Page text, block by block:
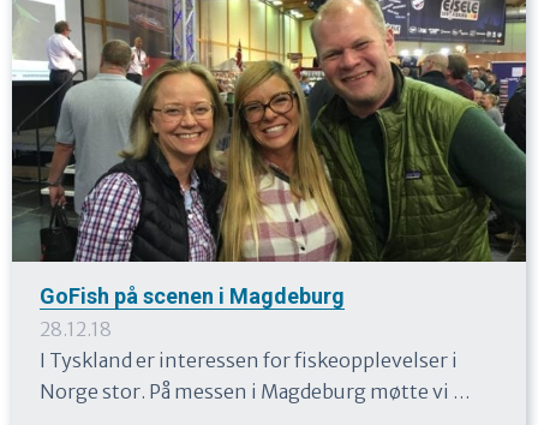
GoFish på scenen i Magdeburg
28.12.18
I Tyskland er interessen for fiskeopplevelser i
Norge stor. På messen i Magdeburg møtte vi …